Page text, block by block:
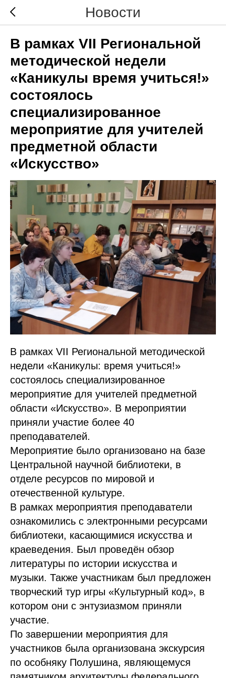
Новости
В рамках VII Региональной
методической недели
«Каникулы время учиться!»
состоялось
специализированное
мероприятие для учителей
предметной области
«Искусство»
В рамках VII Региональной методической
недели «Каникулы: время учиться!»
состоялось специализированное
мероприятие для учителей предметной
области «Искусство». В мероприятии
приняли участие более 40
преподавателей.
Мероприятие было организовано на базе
Центральной научной библиотеки, в
отделе ресурсов по мировой и
отечественной культуре.
В рамках мероприятия преподаватели
ознакомились с электронными ресурсами
библиотеки, касающимися искусства и
краеведения. Был проведён обзор
литературы по истории искусства и
музыки. Также участникам был предложен
творческий тур игры «Культурный код», в
котором они с энтузиазмом приняли
участие.
По завершении мероприятия для
участников была организована экскурсия
по особняку Полушина, являющемуся